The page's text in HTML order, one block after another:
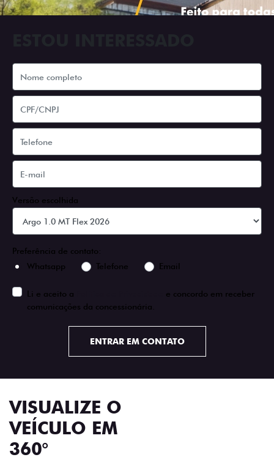
Versão escolhida
Preferência de contato:
Whatsapp
Telefone Email
Li e aceito a
e concordo em receber
comunicações da concessionária.
ENTRAR EM CONTATO
VISUALIZE O
VEÍCULO EM
360°